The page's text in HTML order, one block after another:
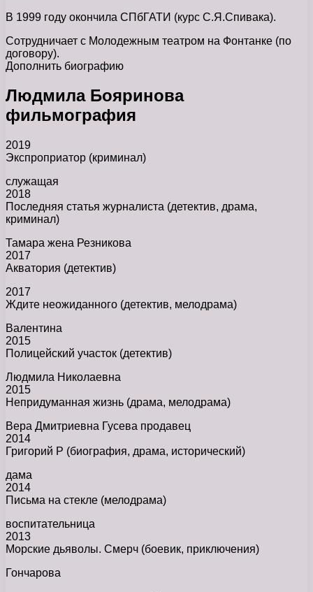
В 1999 году окончила СПбГАТИ (курс С.Я.Спивака).
Сотрудничает с Молодежным театром на Фонтанке (по
договору).
Дополнить биографию
Людмила Бояринова
фильмография
2019
Экспроприатор (криминал)
служащая
2018
Последняя статья журналиста (детектив, драма,
криминал)
Тамара жена Резникова
2017
Акватория (детектив)
2017
Ждите неожиданного (детектив, мелодрама)
Валентина
2015
Полицейский участок (детектив)
Людмила Николаевна
2015
Непридуманная жизнь (драма, мелодрама)
Вера Дмитриевна Гусева продавец
2014
Григорий Р (биография, драма, исторический)
дама
2014
Письма на стекле (мелодрама)
воспитательница
2013
Морские дьяволы. Смерч (боевик, приключения)
Гончарова